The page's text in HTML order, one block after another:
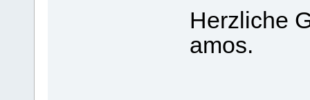
Herzliche
amos.